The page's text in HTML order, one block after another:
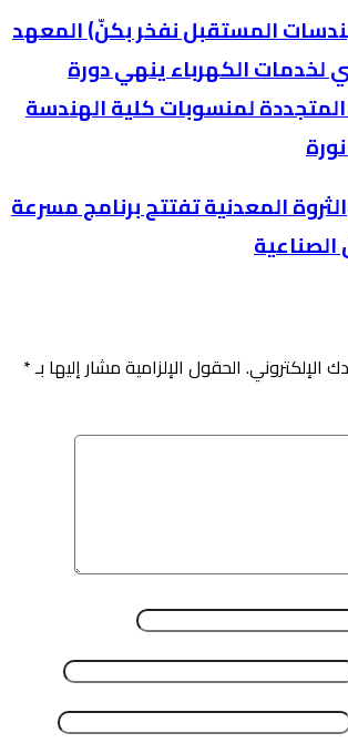
المستقبل نفخر بكنّ) المعهد
لخدمات الكهرباء ينهي دورة
المتجددة لمنسوبات كلية الهندسة
المعدنية تفتتح برنامج مسرعة
الصناعية
الإلكتروني. الحقول الإلزامية مشار إليها بـ*